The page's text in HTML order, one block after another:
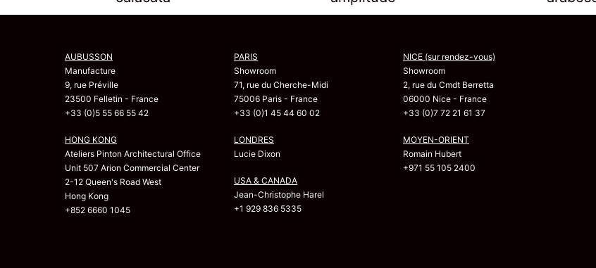
AUBUSSON
Manufacture
9, rue Préville
23500 Felletin - France
+33 (0)5 55 66 55 42
HONG KONG
Ateliers Pinton Architectural Office
Unit 507 Arion Commercial Center
2-12 Queen's Road West
Hong Kong
+852 6660 1045
PARIS
Showroom
71, rue du Cherche-Midi
75006 Paris - France
+33 (0)1 45 44 60 02
LONDRES
Lucie Dixon
USA & CANADA
Jean-Christophe Harel
+1 929 836 5335
NICE (sur rendez-vous)
Showroom
2, rue du Cmdt Berretta
06000 Nice - France
+33 (0)7 72 21 61 37
MOYEN-ORIENT
Romain Hubert
+971 55 105 2400